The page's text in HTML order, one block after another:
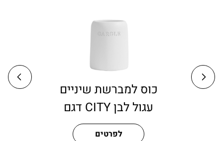
דיספנסר לסבון נוזלי
טוקיו לבן
לפרטים